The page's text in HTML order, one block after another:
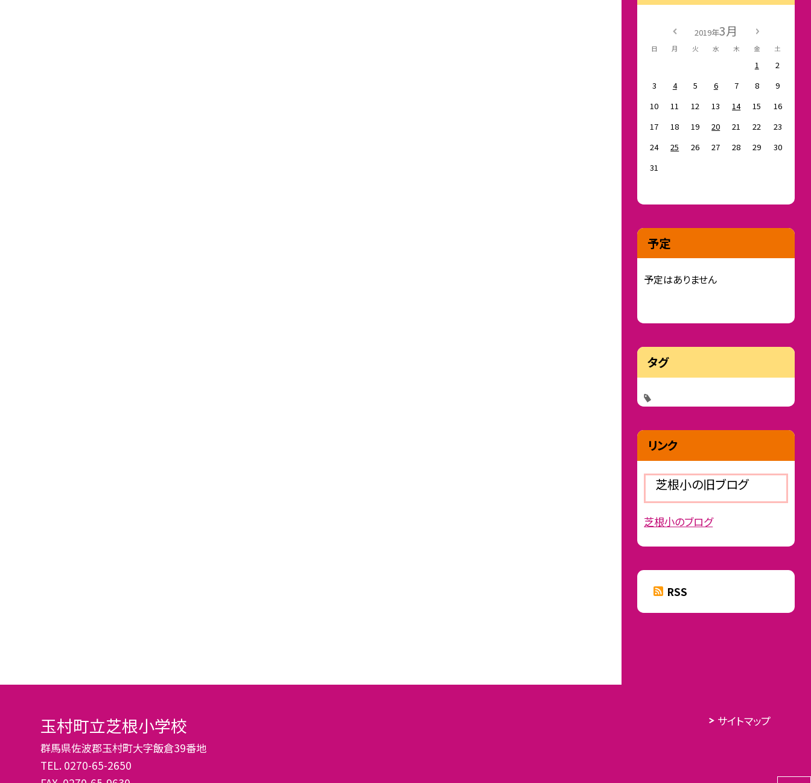
2019年3月
日 月 火 水 木 金 土
1
2
3
4 5 6 7 8
9
10
11 12 13 14 15
16
17
18 19 20 21 22
23
24
25 26 27 28 29
30
31
予定
予定はありません
タグ
リンク
芝根小の旧ブログ
芝根小のブログ
RSS
玉村町立芝根小学校
群馬県佐波郡玉村町大字飯倉39番地
TEL. 0270-65-2650
サイトマップ